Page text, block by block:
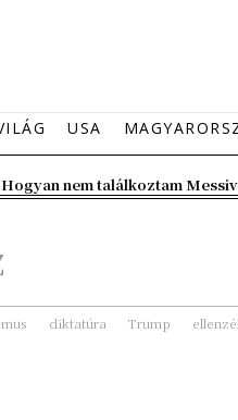
USA
nem találkoztam
diktatúra Trump